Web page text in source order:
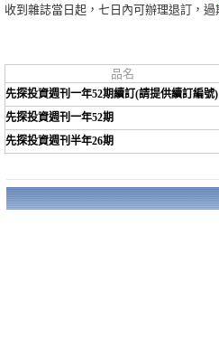
收到雜誌當日起，七日內可辦理退訂，過
品名
先探投資週刊一年52期續訂(請提供續訂編號)
先探投資週刊一年52期
先探投資週刊半年26期